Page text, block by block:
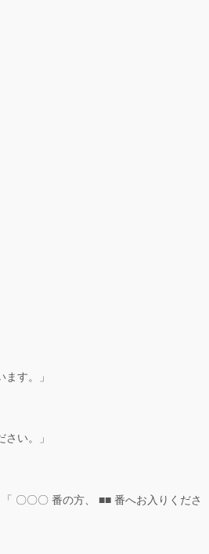
す。」
い。」
〇〇〇 番の方、 ■■ 番へお入りくださ